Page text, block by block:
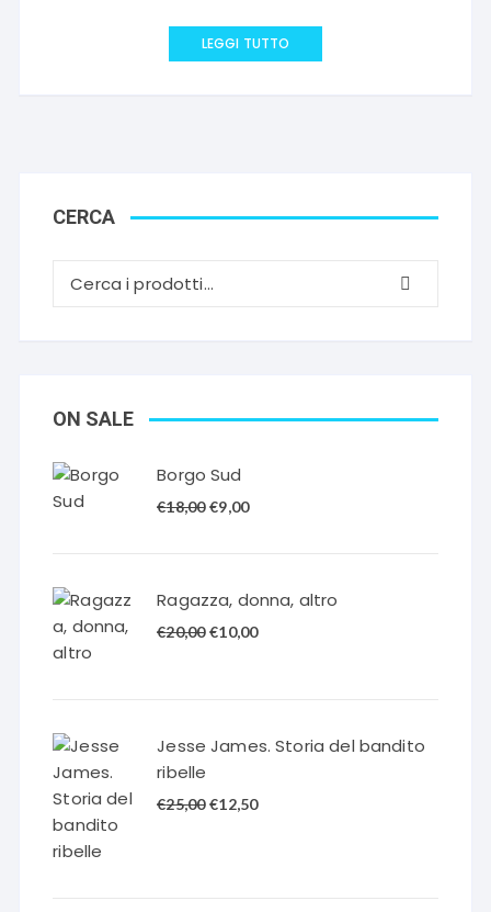
LEGGI TUTTO
CERCA
ON SALE
Borgo Sud
€18,00 Il
€18,00.
€9,00Il
€9,00.
Ragazza, donna, altro
€20,00 Il
€20,00.
€10,00Il
€10,00.
Jesse James. Storia del bandito
ribelle
€25,00 Il
€12,50Il